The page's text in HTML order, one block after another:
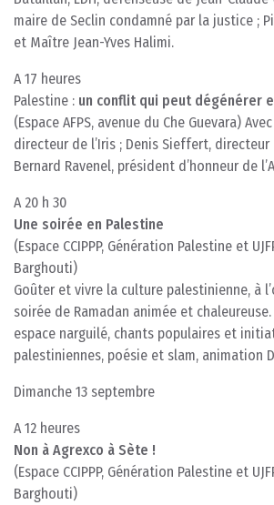
maire de Seclin condamné par la justice ;
et Maître Jean-Yves Halimi.
A 17 heures
Palestine : un conflit qui peut dégénérer
(Espace AFPS, avenue du Che Guevara)
directeur de l’Iris ; Denis Sieffert,
Bernard Ravenel, président d’honneur de
A 20 h 30
Une soirée en Palestine
(Espace CCIPPP, Génération Palestine et
Barghouti)
Goûter et vivre la culture palestinienne, à
soirée de Ramadan animée et
espace narguilé, chants populaires et
palestiniennes, poésie et slam, animation
Dimanche 13 septembre
A 12 heures
Non à Agrexco à Sète !
(Espace CCIPPP, Génération Palestine et
Barghouti)